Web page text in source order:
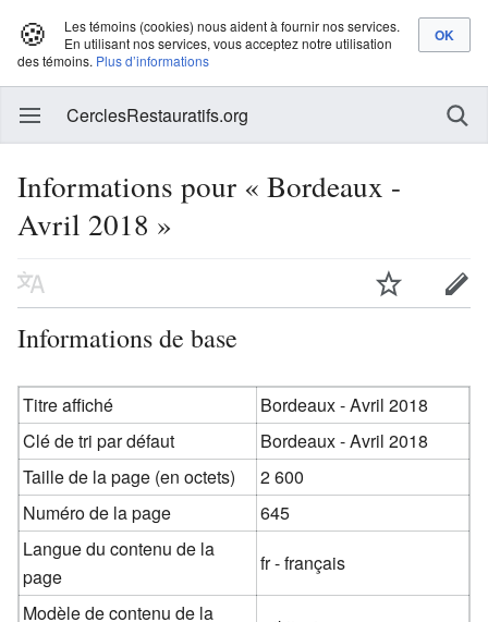
🍪
Les témoins (cookies) nous aident à fournir nos services.
En utilisant nos services, vous acceptez notre utilisation
des témoins. Plus d’informations
CerclesRestauratifs.org
Informations pour « Bordeaux -
Avril 2018 »
Informations de base
Titre affiché
Bordeaux - Avril 2018
Clé de tri par défaut
Bordeaux - Avril 2018
Taille de la page (en octets)
2 600
Numéro de la page
645
Langue du contenu de la
page
fr - français
Modèle de contenu de la